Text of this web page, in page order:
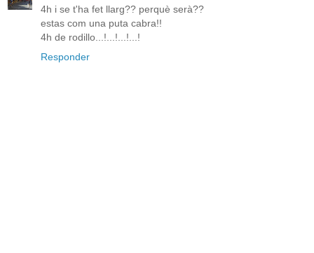
4h i se t'ha fet llarg?? perquè serà??
estas com una puta cabra!!
4h de rodillo...!...!...!...!
Responder